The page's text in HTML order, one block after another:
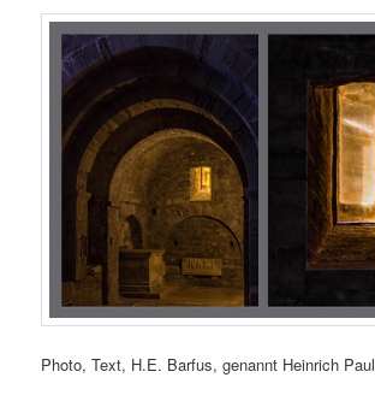
Photo, Text, H.E. Barfus, genannt Heinrich Paul